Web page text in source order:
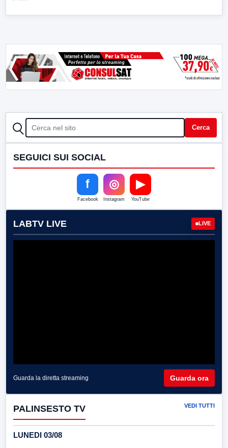
CERCA Cerca
SEGUICI SUI SOCIAL
f
Facebook
◎
Instagram
▶
YouTube
LABTV LIVE LIVE
Guarda la diretta streaming Guarda ora
PALINSESTO TV VEDI TUTTI
LUNEDI 03/08